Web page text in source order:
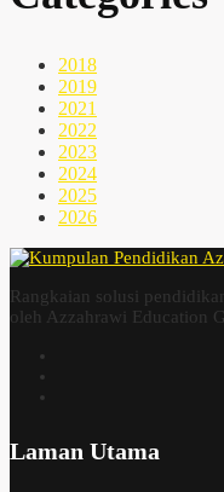
2018
2019
2021
2022
2023
2024
2025
2026
Rangkaian solusi
oleh Azzahrawi Education
Laman Utama